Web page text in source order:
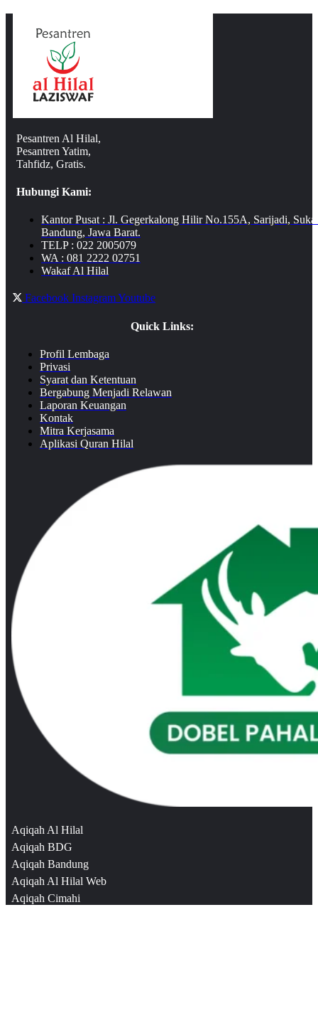
Pesantren Al Hilal,
Pesantren Yatim,
Tahfidz, Gratis.
Hubungi Kami:
Kantor Pusat : Jl. Gegerkalong Hilir No.155A, Sarijadi,
Bandung, Jawa Barat.
TELP : 022 2005079
WA : 081 2222 02751
Wakaf Al Hilal
Facebook InstagramYoutube
Quick Links:
Profil Lembaga
Privasi
Syarat dan Ketentuan
Bergabung Menjadi Relawan
Laporan Keuangan
Kontak
Mitra Kerjasama
Aplikasi Quran Hilal
Aqiqah Al Hilal
Aqiqah BDG
Aqiqah Bandung
Aqiqah Al Hilal Web
Aqiqah Cimahi